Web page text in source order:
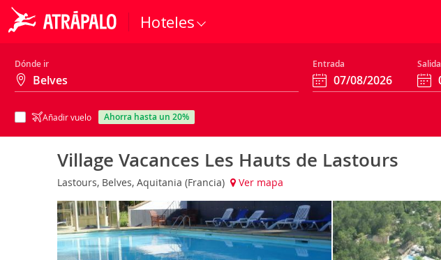
Hoteles
Dónde ir Entrada Salida
Añadir vuelo ahorra hasta un 20%
Village Vacances Les Hauts de Lastours
Lastours, Belves, Aquitania (Francia) Ver mapa